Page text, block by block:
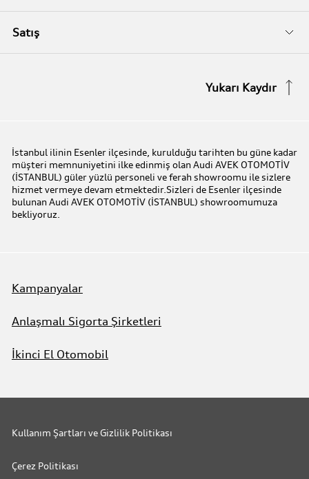
Serviste Prestijin 7 Prensibi
Audi Online Team
Benim Audim
İletişim Bilgileri
Satış
Audi prime :plus
Yukarı Kaydır
İstanbul ilinin Esenler ilçesinde, kurulduğu tarihten bu güne kadar
müşteri memnuniyetini ilke edinmiş olan Audi AVEK OTOMOTİV
(İSTANBUL) güler yüzlü personeli ve ferah showroomu ile sizlere
hizmet vermeye devam etmektedir.Sizleri de Esenler ilçesinde
bulunan Audi AVEK OTOMOTİV (İSTANBUL) showroomumuza
bekliyoruz.
Kampanyalar
Anlaşmalı Sigorta Şirketleri
İkinci El Otomobil
Kullanım Şartları ve Gizlilik Politikası
Çerez Politikası